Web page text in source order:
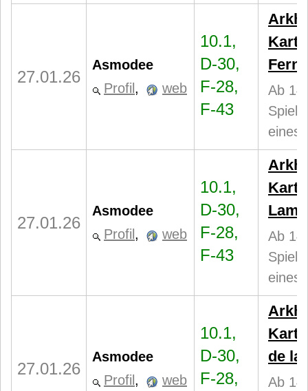
27.01.26
Asmodee
Profil , web
10.1,
D-30,
F-28,
F-43
Fern
Ab 14
eines
27.01.26
Asmodee
Profil , web
10.1,
D-30,
F-28,
F-43
Ab 14
eines
27.01.26
Asmodee
Profil , web
10.1,
D-30,
F-28,
de la
Ab 14